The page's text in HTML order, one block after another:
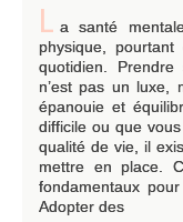
L a santé
physique,
quotidien.
n’est pas un luxe,
épanouie et
difficile ou que
qualité de vie, il
mettre en place.
fondamentaux
Adopter des